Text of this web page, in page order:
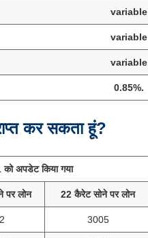
variable
variable
variable
0.85%.
कर सकता हूं?
अपडेट किया गया
पर लोन 22 कैरेट सोने पर लोन
3005